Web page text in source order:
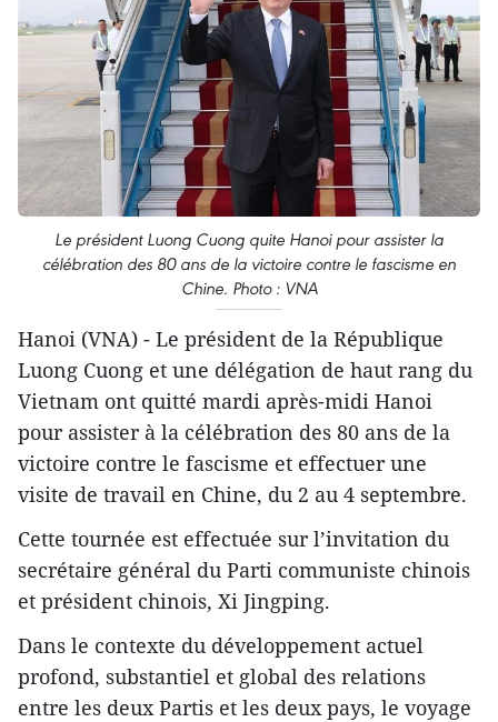
Le président Luong Cuong quite Hanoi pour assister la
célébration des 80 ans de la victoire contre le fascisme en
Chine. Photo : VNA
Hanoi (VNA) - Le président de la République
Luong Cuong et une délégation de haut rang du
Vietnam ont quitté mardi après-midi Hanoi
pour assister à la célébration des 80 ans de la
victoire contre le fascisme et effectuer une
visite de travail en Chine, du 2 au 4 septembre.
Cette tournée est effectuée sur l’invitation du
secrétaire général du Parti communiste chinois
et président chinois, Xi Jingping.
Dans le contexte du développement actuel
profond, substantiel et global des relations
entre les deux Partis et les deux pays, le voyage